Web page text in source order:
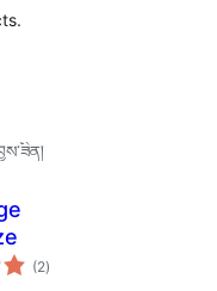
(2གདེང་
འཇོག་
)